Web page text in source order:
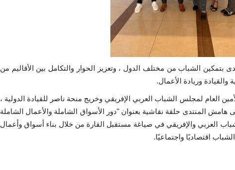
بتمكين الشباب من مختلف الدول ، وتعزيز الحوار والتكامل بين الأقاليم من
وريادة الأعمال.
العام لمجلس الشباب العربي الإفريقي وخريج منحة ناصر للقيادة الدولية ،
المنتدى حلقة نقاشية بعنوان "دور الأسواق الشاملة والأعمال الشاملة
العربي والإفريقي في صياغة مستقبل القارة من خلال بناء أسواق وأعمال
اقتصاديًا واجتماعيًا.